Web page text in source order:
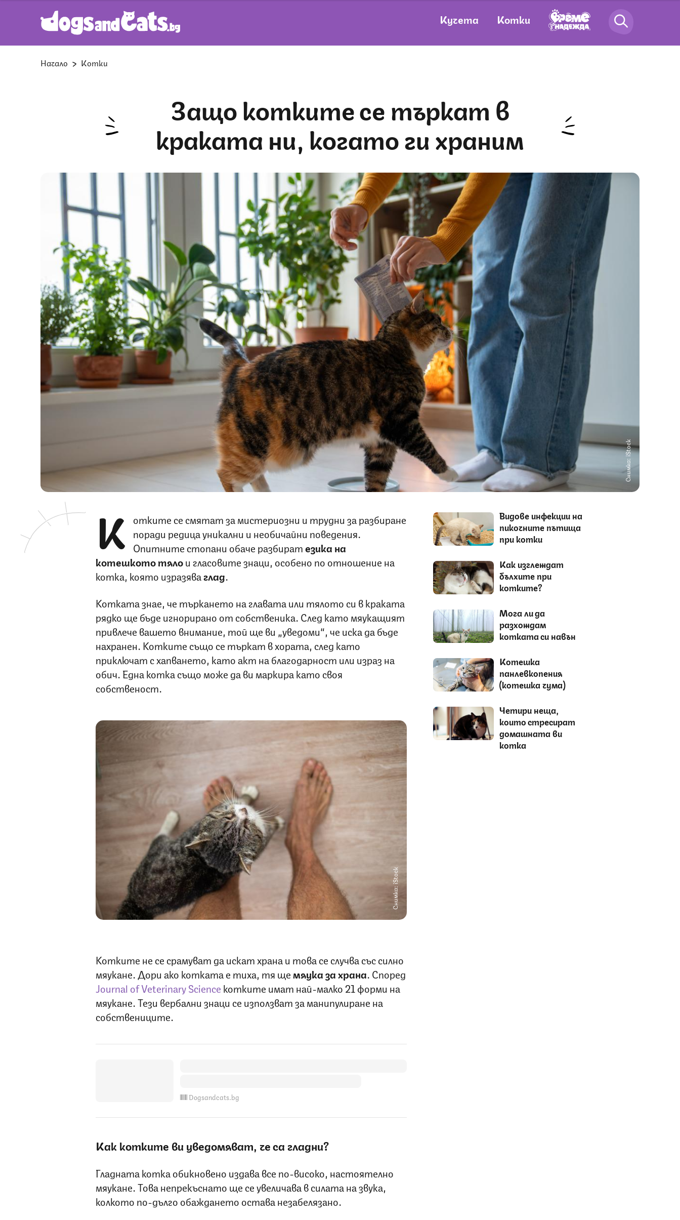
Кучета Котки
Начало Котки
Защо котките се търкат в
краката ни, когато ги храним
Снимка: iStock
К отките се смятат за мистериозни и трудни за разбиране
поради редица уникални и необичайни поведения.
Опитните стопани обаче разбиратезика на
котешкото тялои гласовите знаци, особено по отношение на
котка, която изразяваглад.
Котката знае, че търкането на главата или тялото си в краката
рядко ще бъде игнорирано от собственика. След като мяукащият
привлече вашето внимание, той ще ви „уведоми“, че иска да бъде
нахранен. Котките също се търкат в хората, след като
приключат с хапването, като акт на благодарност или израз на
обич. Една котка също може да ви маркира като своя
собственост.
Снимка: iStock
Котките не се срамуват да искат храна и това се случва със силно
мяукане. Дори ако котката е тиха, тя щемяуказахрана. Според
Journal of Veterinary Science котките имат най-малко 21 форми на
мяукане. Тези вербални знаци се използват за манипулиране на
собствениците.
Dogsandcats.bg
Как котките ви уведомяват, че са гладни?
Гладната котка обикновено издава все по-високо, настоятелно
мяукане. Това непрекъснато ще се увеличава в силата на звука,
колкото по-дълго обаждането остава незабелязано.
Видове инфекции на
пикочните пътища
при котки
Как изглеждат
бълхите при
котките?
Мога ли да
разхождам
котката си навън
Котешка
панлевкопения
(котешка чума)
Четири неща,
които стресират
домашната ви
котка